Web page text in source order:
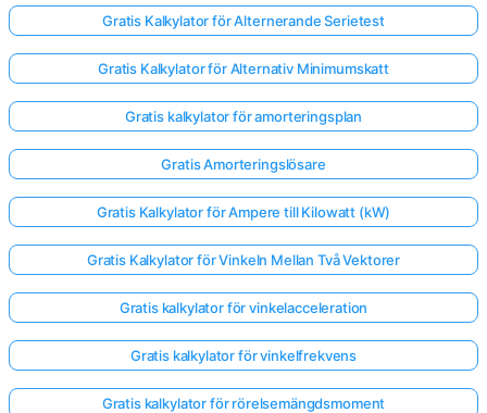
Gratis Kalkylator för Alternerande Serietest
Gratis Kalkylator för Alternativ Minimumskatt
Gratis kalkylator för amorteringsplan
Gratis Amorteringslösare
Gratis Kalkylator för Ampere till Kilowatt (kW)
Gratis Kalkylator för Vinkeln Mellan Två Vektorer
Gratis kalkylator för vinkelacceleration
Gratis kalkylator för vinkelfrekvens
Gratis kalkylator för rörelsemängdsmoment